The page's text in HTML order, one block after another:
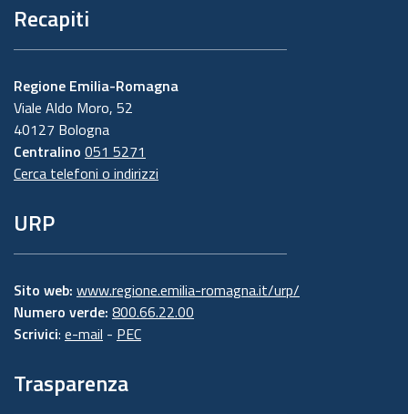
Recapiti
Regione Emilia-Romagna
Viale Aldo Moro, 52
40127 Bologna
Centralino 051 5271
Cerca telefoni o indirizzi
URP
Sito web: www.regione.emilia-romagna.it/urp/
Numero verde: 800.66.22.00
Scrivici: e-mail - PEC
Trasparenza